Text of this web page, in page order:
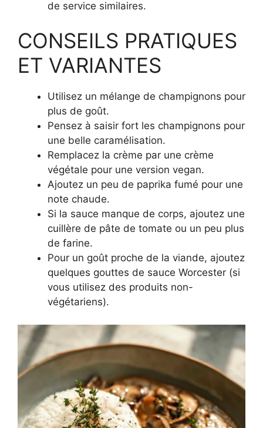
de service similaires.
CONSEILS PRATIQUES
ET VARIANTES
Utilisez un mélange de champignons pour
plus de goût.
Pensez à saisir fort les champignons pour
une belle caramélisation.
Remplacez la crème par une crème
végétale pour une version vegan.
Ajoutez un peu de paprika fumé pour une
note chaude.
Si la sauce manque de corps, ajoutez une
cuillère de pâte de tomate ou un peu plus
de farine.
Pour un goût proche de la viande, ajoutez
quelques gouttes de sauce Worcester (si
vous utilisez des produits non-
végétariens).